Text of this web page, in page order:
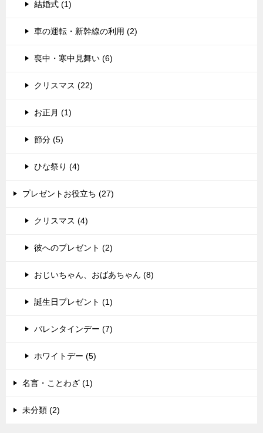
結婚式 (1)
車の運転・新幹線の利用 (2)
喪中・寒中見舞い (6)
クリスマス (22)
お正月 (1)
節分 (5)
ひな祭り (4)
プレゼントお役立ち (27)
クリスマス (4)
彼へのプレゼント (2)
おじいちゃん、おばあちゃん (8)
誕生日プレゼント (1)
バレンタインデー (7)
ホワイトデー (5)
名言・ことわざ (1)
未分類 (2)